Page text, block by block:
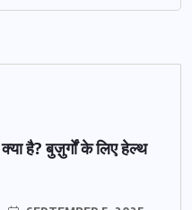
है? बुज़ुर्गों के लिए हेल्थ